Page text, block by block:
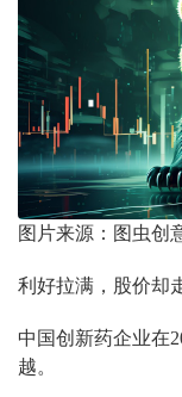
图片来源：图虫创
利好拉满，股价却
中国创新药企业在
越。